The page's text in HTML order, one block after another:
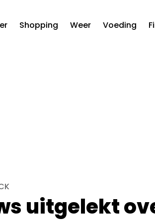
Shopping Weer Voeding
uitgelekt